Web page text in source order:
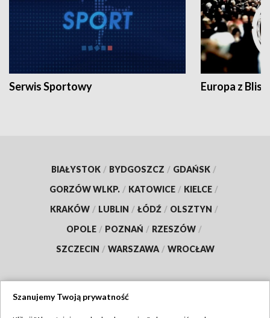
Serwis Sportowy Europa z
BIAŁYSTOK / BYDGOSZCZ / GDAŃSK /
GORZÓW WLKP. / KATOWICE / KIELCE /
KRAKÓW / LUBLIN / ŁÓDŹ / OLSZTYN /
OPOLE / POZNAŃ / RZESZÓW /
SZCZECIN / WARSZAWA / WROCŁAW
Szanujemy Twoją prywatność